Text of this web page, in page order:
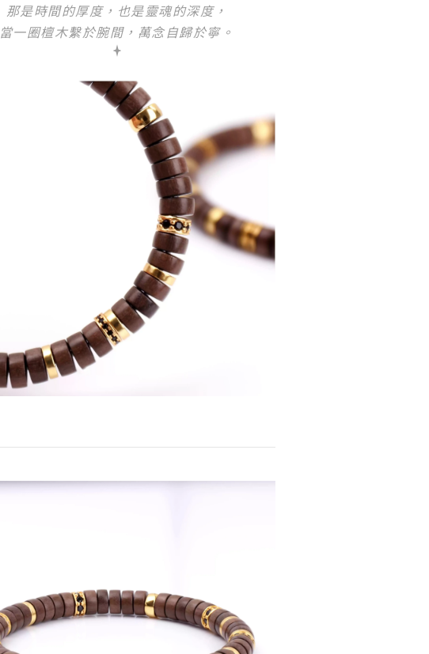
那是時間的厚度，也是靈魂的深度，
當一圈檀木繫於腕間，萬念自歸於寧。